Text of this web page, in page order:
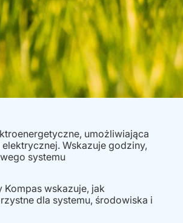
umożliwiająca
Wskazuje godziny,
systemu
Kompas wskazuje, jak
dla systemu, środowiska i